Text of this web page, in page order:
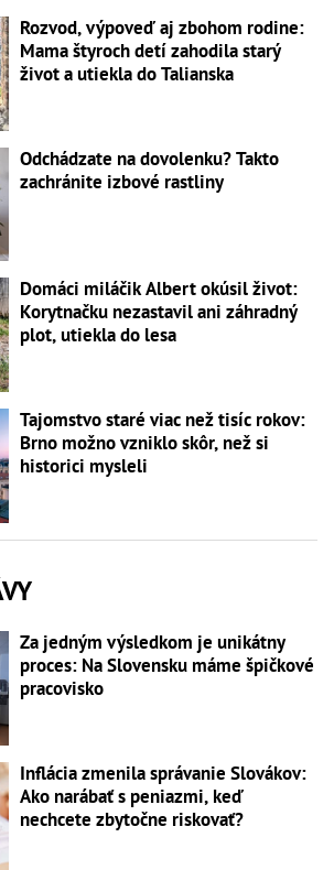
Rozvod, výpoveď aj zbohom rodine:
Mama štyroch detí zahodila starý
život a utiekla do Talianska
Odchádzate na dovolenku? Takto
zachránite izbové rastliny
Domáci miláčik Albert okúsil život:
Korytnačku nezastavil ani záhradný
plot, utiekla do lesa
Tajomstvo staré viac než tisíc rokov:
Brno možno vzniklo skôr, než si
historici mysleli
Za jedným výsledkom je unikátny
proces: Na Slovensku máme špičkové
pracovisko
Inflácia zmenila správanie Slovákov:
Ako narábať s peniazmi, keď
nechcete zbytočne riskovať?